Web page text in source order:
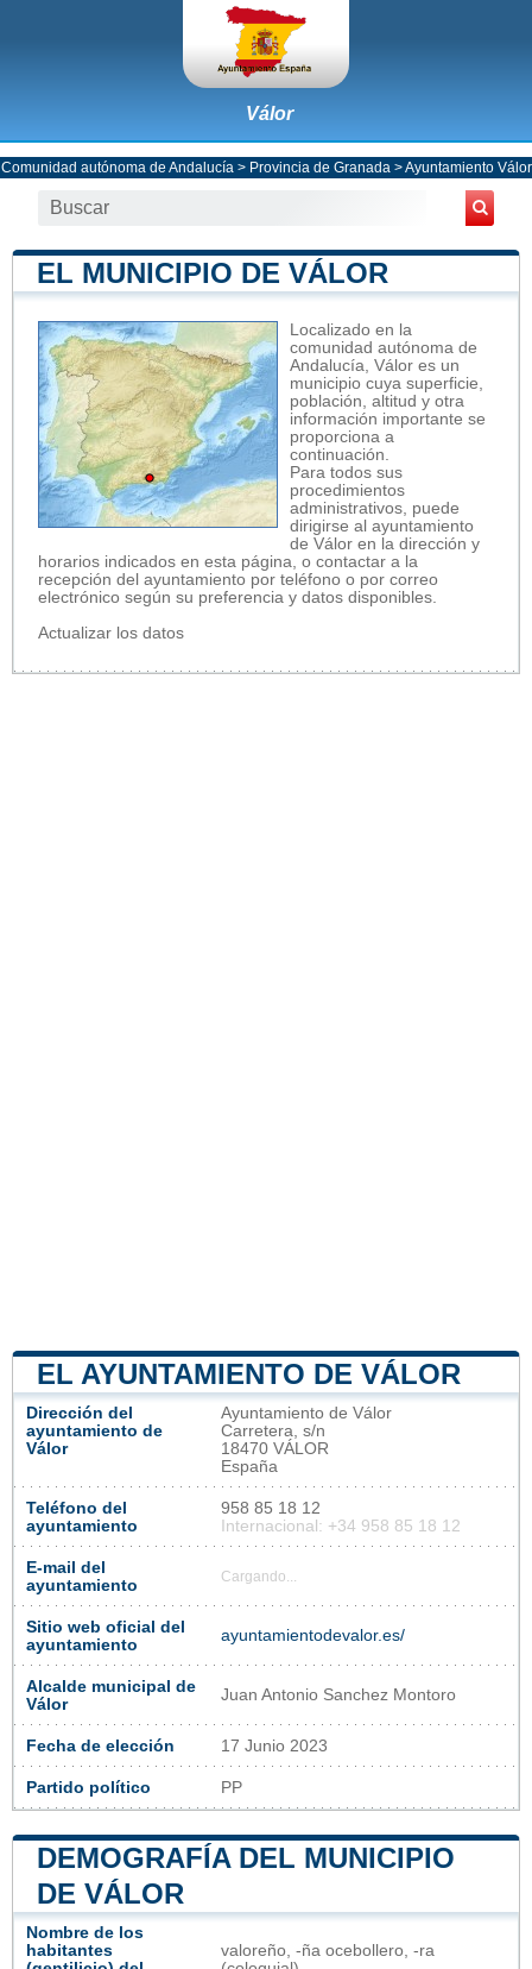
Válor
Comunidad autónoma de Andalucía > Provincia de Granada >Ayuntamiento Válor
EL MUNICIPIO DE VÁLOR
Localizado en la
comunidad autónoma de
Andalucía, Válor es un
municipio cuya superficie,
población, altitud y otra
información importante se
proporciona a
continuación.
Para todos sus
procedimientos
administrativos, puede
dirigirse al ayuntamiento
de Válor en la dirección y
horarios indicados en esta página, o contactar a la
recepción del ayuntamiento por teléfono o por correo
electrónico según su preferencia y datos disponibles.
Actualizar los datos
EL AYUNTAMIENTO DE VÁLOR
Dirección del
ayuntamiento de
Válor
Ayuntamiento de Válor
Carretera, s/n
18470 VÁLOR
España
Teléfono del
ayuntamiento
958 85 18 12
Internacional: +34 958 85 18 12
E-mail del
ayuntamiento
Cargando...
Sitio web oficial del
ayuntamiento
ayuntamientodevalor.es/
Alcalde municipal de
Válor
Juan Antonio Sanchez Montoro
Fecha de elección 17 Junio 2023
Partido político PP
DEMOGRAFÍA DEL MUNICIPIO
DE VÁLOR
Nombre de los
habitantes
valoreño, -ña ocebollero, -ra